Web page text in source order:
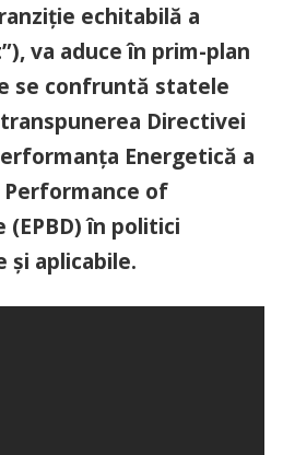
echitabilă a
va aduce în prim-plan
se confruntă statele
Directivei
Energetică a
Performance of
în politici
și aplicabile.